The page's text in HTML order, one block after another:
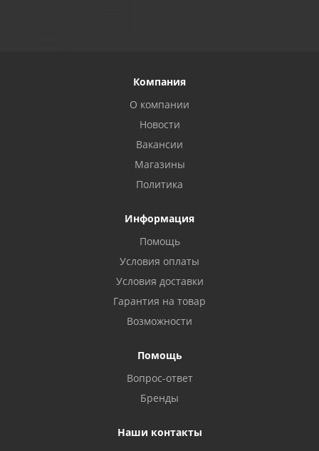
Компания
О компании
Новости
Вакансии
Магазины
Политика
Информация
Помощь
Условия оплаты
Условия доставки
Гарантия на товар
Возможности
Помощь
Вопрос-ответ
Бренды
Наши контакты